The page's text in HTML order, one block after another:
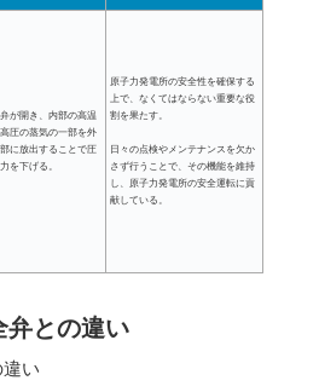
弁が開き、内部の高温
高圧の蒸気の一部を外
部に放出することで圧
力を下げる。
原子力発電所の安全性を確保する
上で、なくてはならない重要な役
割を果たす。
日々の点検やメンテナンスを欠か
さず行うことで、その機能を維持
し、原子力発電所の安全運転に貢
献している。
弁との違い